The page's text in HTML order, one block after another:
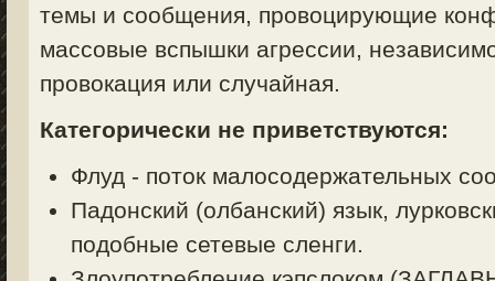
темы и сообщения, провоцирующие
массовые вспышки агрессии,
провокация или случайная.
Категорически не приветствуются:
Флуд - поток малосодержательных
Падонский (олбанский) язык,
подобные сетевые сленги.